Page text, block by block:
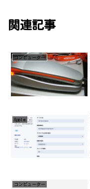
関連記事
コンビューター
Apple
コンビューター